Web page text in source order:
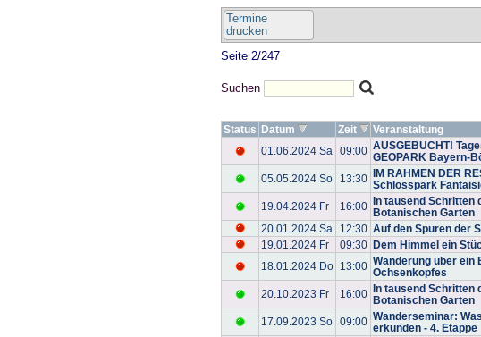
Termine
drucken
Seite 2/247
Suchen
Status Datum Zeit Veranstaltung
01.06.2024 Sa
09:00 AUSGEBUCHT!
GEOPARK Bayern-
05.05.2024 So 13:30 IM RAHMEN DER
Schlosspark
19.04.2024 Fr 16:00 In tausend Schritten
Botanischen Garten
20.01.2024 Sa
12:30 Auf den Spuren der
19.01.2024 Fr
09:30 Dem Himmel ein
18.01.2024 Do
13:00 Wanderung über ein
Ochsenkopfes
20.10.2023 Fr
16:00 In tausend Schritten
Botanischen Garten
17.09.2023 So 09:00 Wanderseminar:
erkunden - 4. Etappe